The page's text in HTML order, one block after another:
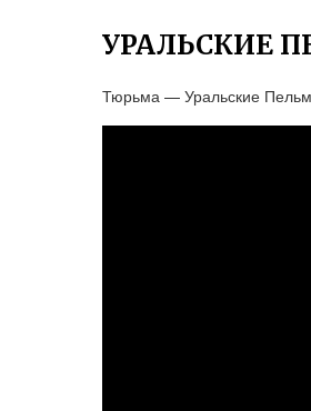
УРАЛЬСКИЕ
Тюрьма — Уральские